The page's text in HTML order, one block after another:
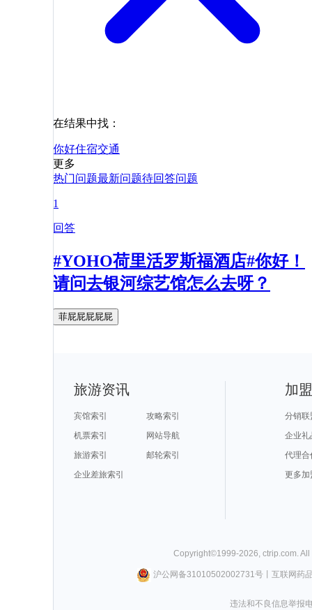
在结果中找：
你好住宿交通
更多
热门问题最新问题待回答问题
1
回答
#YOHO荷里活罗斯福酒店#你好！
请问去银河综艺馆怎么去呀？
菲屁屁屁屁屁
旅游资讯
宾馆索引
攻略索引
机票索引
网站导航
旅游索引
邮轮索引
企业差旅索引
加
分销联
企业礼
代理合
更多加
Copyright©1999-2026 ctrip.com .
沪公网备31010502002731号丨 互联网药
违法和不良信息举报